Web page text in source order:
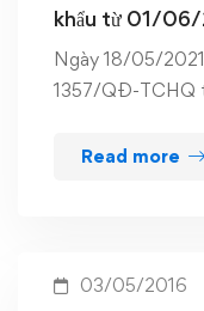
khẩu từ 01/
Ngày 18/05/
1357/QĐ-TCHQ
Read more
03/05/2016